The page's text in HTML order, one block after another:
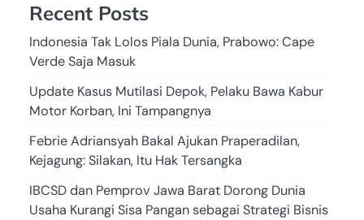
Recent Posts
Indonesia Tak Lolos Piala Dunia, Prabowo: Cape
Verde Saja Masuk
Update Kasus Mutilasi Depok, Pelaku Bawa Kabur
Motor Korban, Ini Tampangnya
Febrie Adriansyah Bakal Ajukan Praperadilan,
Kejagung: Silakan, Itu Hak Tersangka
IBCSD dan Pemprov Jawa Barat Dorong Dunia
Usaha Kurangi Sisa Pangan sebagai Strategi Bisnis